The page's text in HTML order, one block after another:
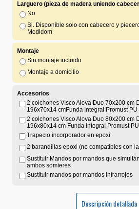
Larguero (pieza de madera uniendo
No
Si. Disponible solo con cabecero y
Medidom
Montaje
Sin montaje incluido
Montaje a domicilio
Accesorios
2 colchones Visco Alova Duo 70x200 cm
196x70x14 cmFunda integral Promust PU
2 colchones Visco Alova Duo 80x200 cm
196x80x14 cm Funda integral Promust
Trapecio incorporador en epoxi
2 barandillas epoxi (no compatibles con
Sustituir Mandos por mandos que
ambos somieres
Sustituir mandos por mandos infrarrojos
Descripción detallada